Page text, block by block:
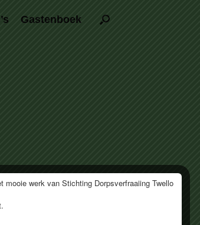
Gastenboek
werk van Stichting Dorpsverfraaiing Twello